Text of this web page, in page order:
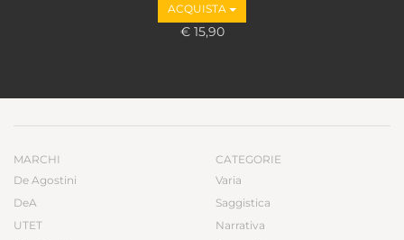
ACQUISTA
€ 15,90
MARCHI
De Agostini
DeA
UTET
CATEGORIE
Varia
Saggistica
Narrativa